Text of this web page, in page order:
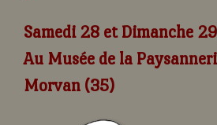
Samedi 28 et Dimanche
Au Musée de la
Morvan (35)